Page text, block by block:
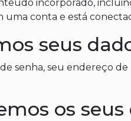
incorporado,
conta e está
seus
senha, seu endereço de
os seus